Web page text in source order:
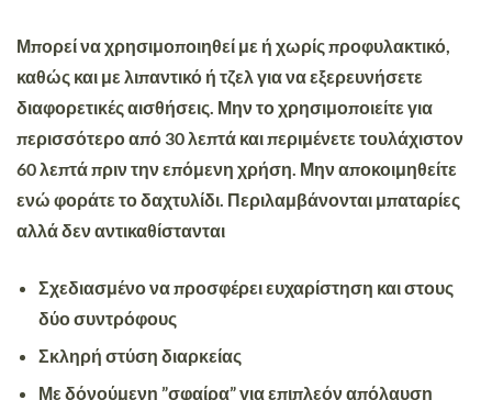
Μπορεί να χρησιμοποιηθεί με ή χωρίς προφυλακτικό,
καθώς και με λιπαντικό ή τζελ για να εξερευνήσετε
διαφορετικές αισθήσεις. Μην το χρησιμοποιείτε για
περισσότερο από 30 λεπτά και περιμένετε τουλάχιστον
60 λεπτά πριν την επόμενη χρήση. Μην αποκοιμηθείτε
ενώ φοράτε το δαχτυλίδι. Περιλαμβάνονται μπαταρίες
αλλά δεν αντικαθίστανται
Σχεδιασμένο να προσφέρει ευχαρίστηση και στους
δύο συντρόφους
Σκληρή στύση διαρκείας
Με δόνούμενη ”σφαίρα” για επιπλεόν απόλαυση